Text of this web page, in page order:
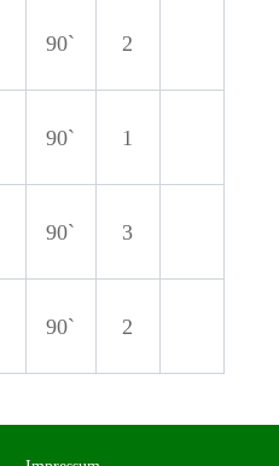
90` 2
90` 1
90` 3
90` 2